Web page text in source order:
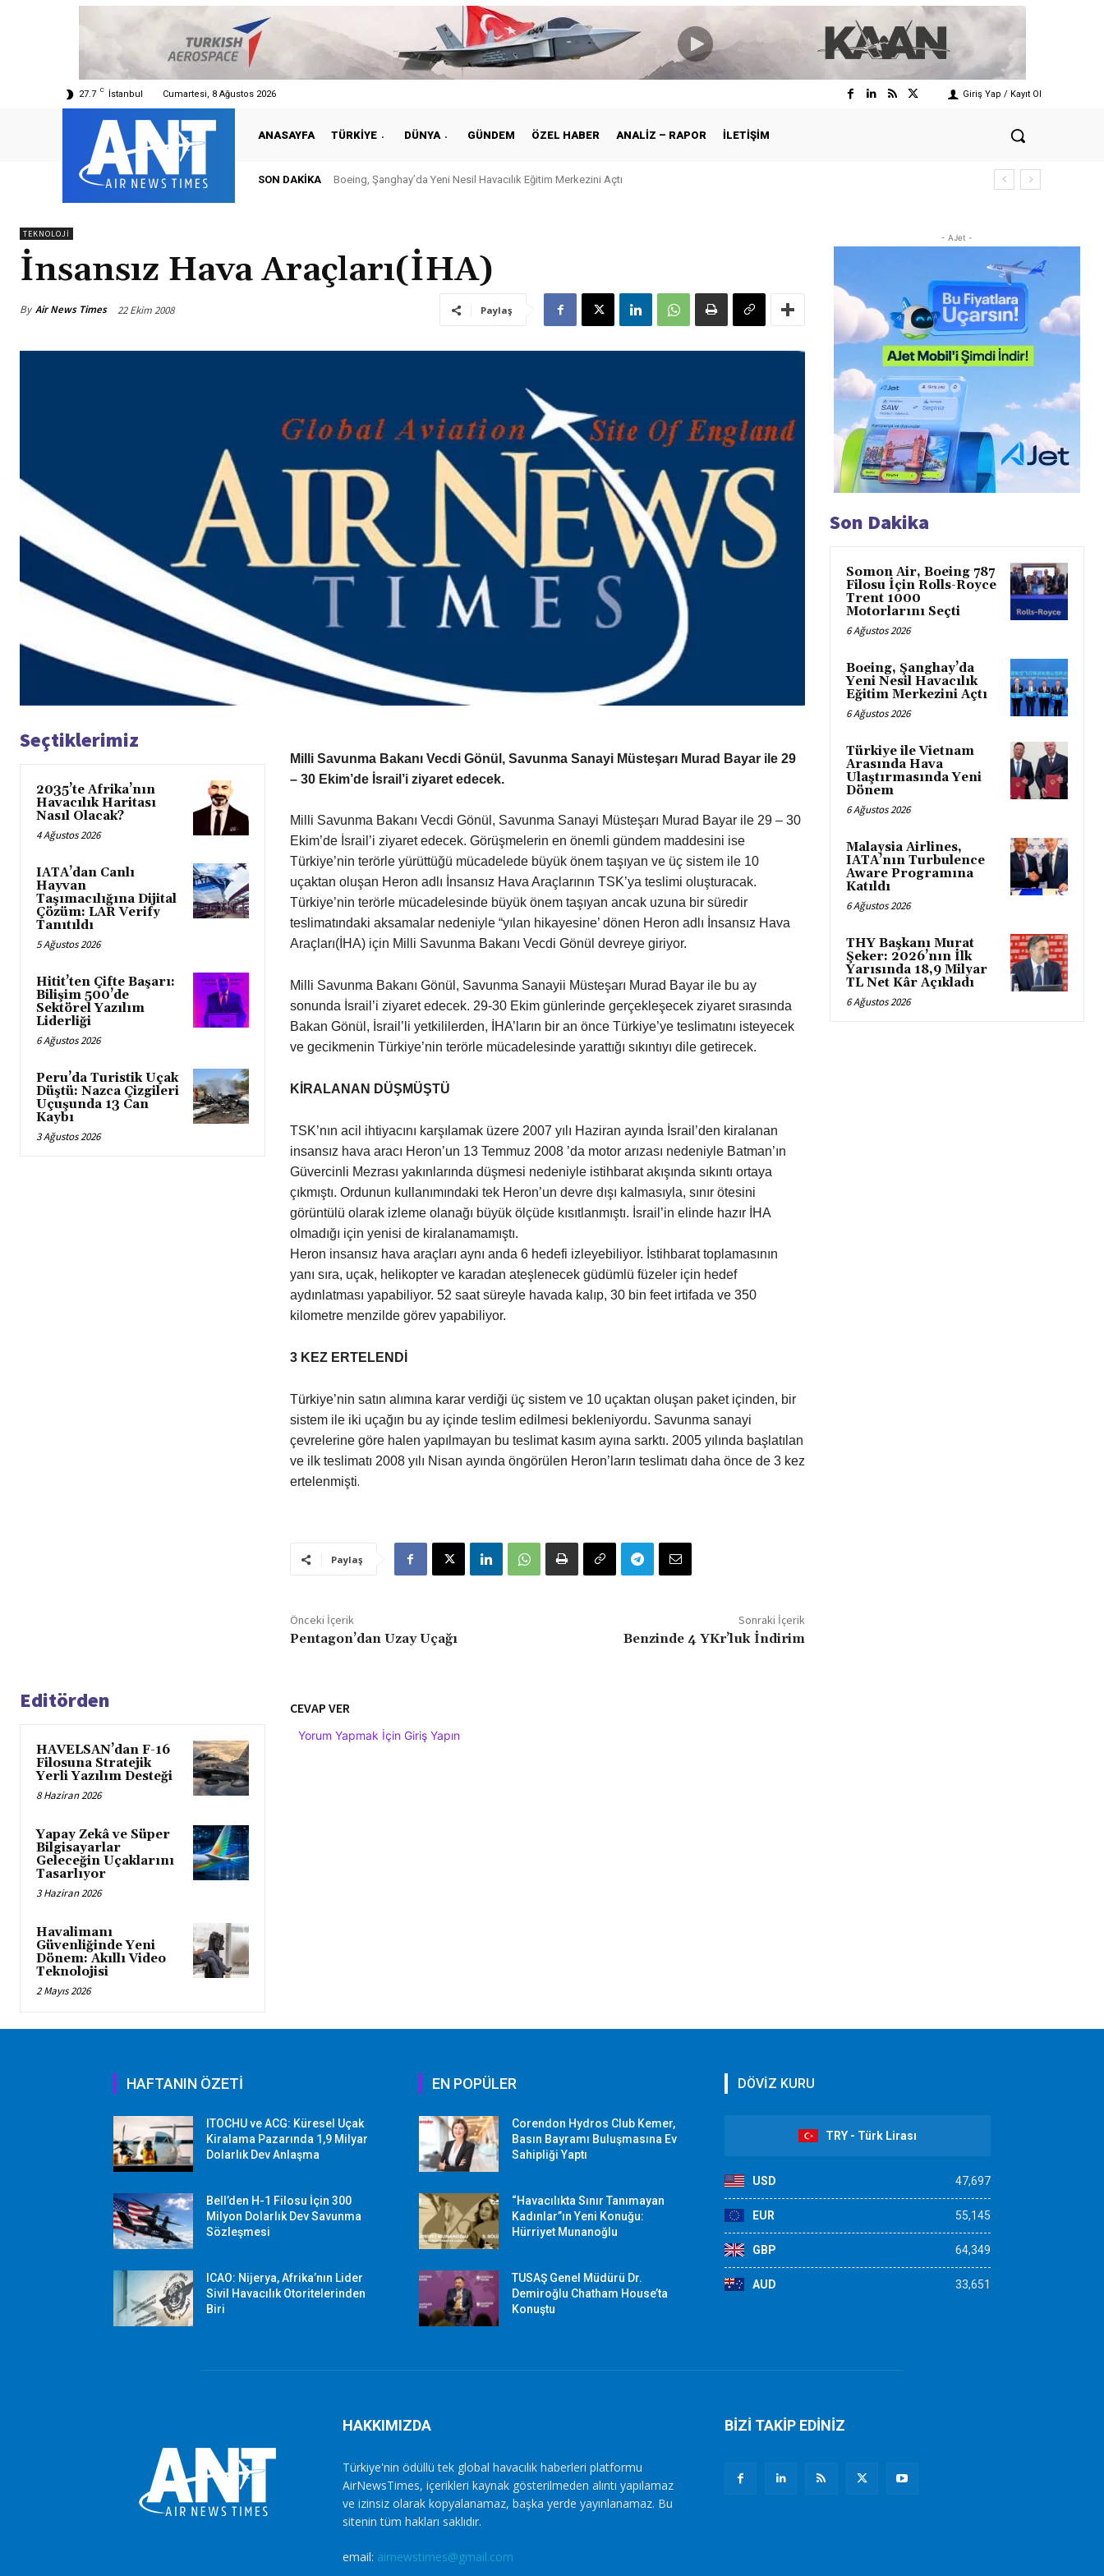
27.7 C İstanbul Cumartesi, 8 Ağustos 2026 Giriş Yap / Kayıt Ol
ANASAYFA TÜRKIYE DÜNYA GÜNDEM ÖZEL HABER ANALIZ – RAPOR İLETIŞIM
SON DAKIKA Boeing, Şanghay’da Yeni Nesil Havacılık Eğitim Merkezini Açtı
TEKNOLOJI
İnsansız Hava Araçları(İHA)
By Air News Times 22 Ekim 2008 Paylaş
Seçtiklerimiz
2035’te Afrika’nın
Havacılık Haritası
Nasıl Olacak?
4 Ağustos 2026
IATA’dan Canlı
Hayvan
Taşımacılığına Dijital
Çözüm: LAR Verify
Tanıtıldı
5 Ağustos 2026
Hitit’ten Çifte Başarı:
Bilişim 500’de
Sektörel Yazılım
Liderliği
6 Ağustos 2026
Peru’da Turistik Uçak
Düştü: Nazca Çizgileri
Uçuşunda 13 Can
Kaybı
3 Ağustos 2026
Milli Savunma Bakanı Vecdi Gönül, Savunma Sanayi Müsteşarı Murad Bayar ile 29
– 30 Ekim’de İsrail’i ziyaret edecek.
Milli Savunma Bakanı Vecdi Gönül, Savunma Sanayi Müsteşarı Murad Bayar ile 29 – 30
Ekim’de İsrail’i ziyaret edecek. Görüşmelerin en önemli gündem maddesini ise
Türkiye’nin terörle yürüttüğü mücadelede büyük önem taşıyan ve üç sistem ile 10
uçaktan oluşan Heron adlı İnsansız Hava Araçlarının TSK’ya teslimi oluşturacak.
Türkiye’nin terörle mücadelesinde büyük önem taşıyan ancak uzuna bir süredir
teslimatındaki aksamalar nedeniyle “yılan hikayesine’ dönen Heron adlı İnsansız Hava
Araçları(İHA) için Milli Savunma Bakanı Vecdi Gönül devreye giriyor.
Milli Savunma Bakanı Gönül, Savunma Sanayii Müsteşarı Murad Bayar ile bu ay
sonunda İsrail’i ziyaret edecek. 29-30 Ekim günlerinde gerçekleşecek ziyaret sırasında
Bakan Gönül, İsrail’li yetkililerden, İHA’ların bir an önce Türkiye’ye teslimatını isteyecek
ve gecikmenin Türkiye’nin terörle mücadelesinde yarattığı sıkıntıyı dile getirecek.
KİRALANAN DÜŞMÜŞTÜ
TSK’nın acil ihtiyacını karşılamak üzere 2007 yılı Haziran ayında İsrail’den kiralanan
insansız hava aracı Heron’un 13 Temmuz 2008 ’da motor arızası nedeniyle Batman’ın
Güvercinli Mezrası yakınlarında düşmesi nedeniyle istihbarat akışında sıkıntı ortaya
çıkmıştı. Ordunun kullanımındaki tek Heron’un devre dışı kalmasıyla, sınır ötesini
görüntülü olarak izleme olanağı büyük ölçüde kısıtlanmıştı. İsrail’in elinde hazır İHA
olmadığı için yenisi de kiralanamamıştı.
Heron insansız hava araçları aynı anda 6 hedefi izleyebiliyor. İstihbarat toplamasının
yanı sıra, uçak, helikopter ve karadan ateşlenecek güdümlü füzeler için hedef
aydınlatması yapabiliyor. 52 saat süreyle havada kalıp, 30 bin feet irtifada ve 350
kilometre menzilde görev yapabiliyor.
3 KEZ ERTELENDİ
Türkiye’nin satın alımına karar verdiği üç sistem ve 10 uçaktan oluşan paket içinden, bir
sistem ile iki uçağın bu ay içinde teslim edilmesi bekleniyordu. Savunma sanayi
çevrelerine göre halen yapılmayan bu teslimat kasım ayına sarktı. 2005 yılında başlatılan
ve ilk teslimatı 2008 yılı Nisan ayında öngörülen Heron’ların teslimatı daha önce de 3 kez
ertelenmişti.
Paylaş
Önceki İçerik
Pentagon’dan Uzay Uçağı
Sonraki İçerik
Benzinde 4 YKr’luk İndirim
Editörden
HAVELSAN’dan F-16
Filosuna Stratejik
Yerli Yazılım Desteği
8 Haziran 2026
Yapay Zekâ ve Süper
Bilgisayarlar
Geleceğin Uçaklarını
Tasarlıyor
3 Haziran 2026
Havalimanı
Güvenliğinde Yeni
Dönem: Akıllı Video
Teknolojisi
2 Mayıs 2026
CEVAP VER
Yorum Yapmak İçin Giriş Yapın
- AJet -
Son Dakika
Somon Air, Boeing 787
Filosu İçin Rolls-Royce
Trent 1000
Motorlarını Seçti
6 Ağustos 2026
Boeing, Şanghay’da
Yeni Nesil Havacılık
Eğitim Merkezini Açtı
6 Ağustos 2026
Türkiye ile Vietnam
Arasında Hava
Ulaştırmasında Yeni
Dönem
6 Ağustos 2026
Malaysia Airlines,
IATA’nın Turbulence
Aware Programına
Katıldı
6 Ağustos 2026
THY Başkanı Murat
Şeker: 2026’nın İlk
Yarısında 18,9 Milyar
TL Net Kâr Açıkladı
6 Ağustos 2026
HAFTANIN ÖZETİ
ITOCHU ve ACG: Küresel Uçak
Kiralama Pazarında 1,9 Milyar
Dolarlık Dev Anlaşma
Bell’den H-1 Filosu İçin 300
Milyon Dolarlık Dev Savunma
Sözleşmesi
ICAO: Nijerya, Afrika’nın Lider
Sivil Havacılık Otoritelerinden
Biri
EN POPÜLER
Corendon Hydros Club Kemer,
Basın Bayramı Buluşmasına Ev
Sahipliği Yaptı
“Havacılıkta Sınır Tanımayan
Kadınlar”ın Yeni Konuğu:
Hürriyet Munanoğlu
TUSAŞ Genel Müdürü Dr.
Demiroğlu Chatham House’ta
Konuştu
DÖVİZ KURU
TRY - Türk Lirası
USD 47,697
EUR 55,145
GBP 64,349
AUD 33,651
HAKKIMIZDA
Türkiye'nin ödüllü tek global havacılık haberleri platformu
AirNewsTimes, içerikleri kaynak gösterilmeden alıntı yapılamaz
ve izinsiz olarak kopyalanamaz, başka yerde yayınlanamaz. Bu
sitenin tüm hakları saklıdır.
email: airnewstimes@gmail.com
BİZİ TAKİP EDİNİZ